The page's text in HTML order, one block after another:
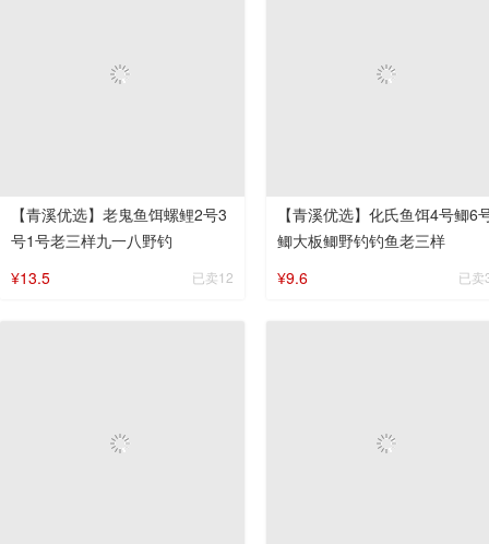
【青溪优选】老鬼鱼饵螺鲤2号3
号1号老三样九一八野钓
¥13.5
已卖12
【青溪优选】化氏鱼饵4号鲫6
鲫大板鲫野钓钓鱼老三样
¥9.6
已卖